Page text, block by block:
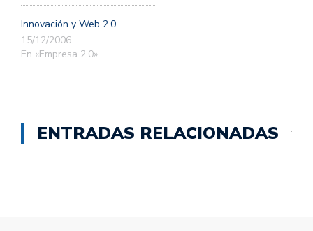
Innovación y Web 2.0
15/12/2006
En «Empresa 2.0»
ENTRADAS RELACIONADAS